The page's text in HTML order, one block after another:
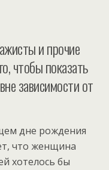
и прочие
чтобы показать
зависимости от
дне рождения
что женщина
хотелось бы